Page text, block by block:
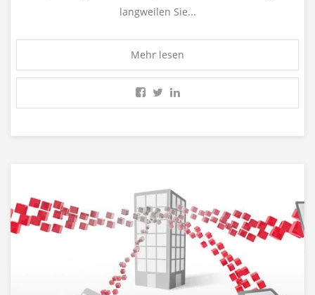
langweilen Sie...
Mehr lesen